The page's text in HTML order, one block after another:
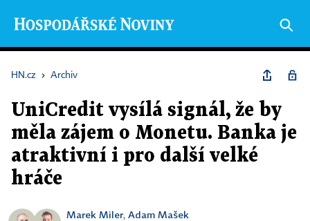
HN.cz › Archiv
UniCredit vysílá signál, že by
měla zájem o Monetu. Banka je
atraktivní i pro další velké
hráče
Marek Miler, Adam Mašek